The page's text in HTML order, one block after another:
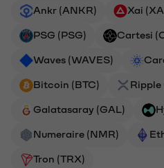
Ankr (ANKR)
Xai
PSG (PSG) Cartesi
Waves (WAVES)
Bitcoin (BTC) Ripple
Galatasaray (GAL)
Numeraire (NMR)
Tron (TRX)